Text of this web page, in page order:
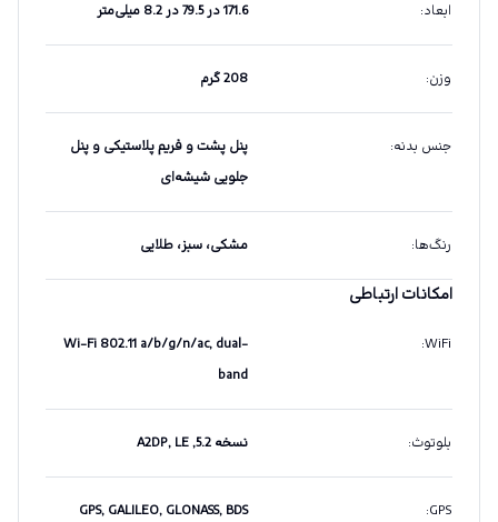
ابعاد: 171.6 در 79.5 در 8.2 میلی‌متر
وزن: 208 گرم
جنس بدنه:
پنل پشت و فریم پلاستیکی و پنل
جلویی شیشه‌ای
رنگ‌ها: مشکی، سبز، طلایی
امکانات ارتباطی
WiFi
:
Wi-Fi 802.11 a/b/g/n/ac, dual-
band
بلوتوث: نسخه 5.2, A2DP, LE
GPS
:
GPS, GALILEO, GLONASS, BDS